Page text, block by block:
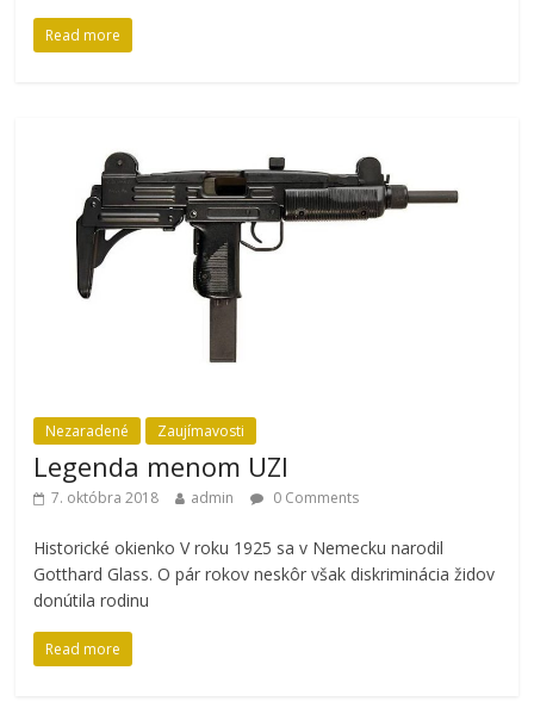
Read more
Nezaradené Zaujímavosti
Legenda menom UZI
7. októbra 2018 admin 0 Comments
Historické okienko V roku 1925 sa v Nemecku narodil
Gotthard Glass. O pár rokov neskôr však diskriminácia židov
donútila rodinu
Read more